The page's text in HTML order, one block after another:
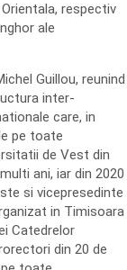
respectiv
ale
Guillou, reunind
inter-
care, in
pe toate
de Vest din
ani, iar din 2020
si vicepresedinte
in Timisoara
Catedrelor
din 20 de